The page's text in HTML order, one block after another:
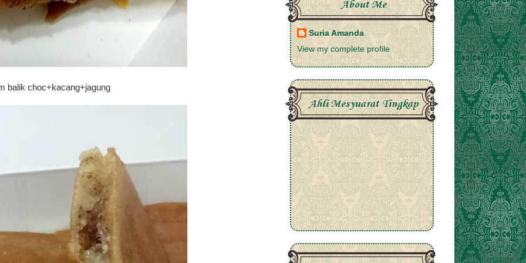
balik choc+kacang+jagung
About Me
Suria Amanda
View my complete profile
Ahli Mesyuarat Tingkap